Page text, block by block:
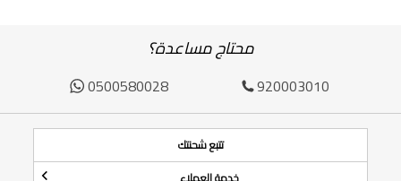
محتاج مساعدة؟
920003010
0500580028
تتبع شحنتك